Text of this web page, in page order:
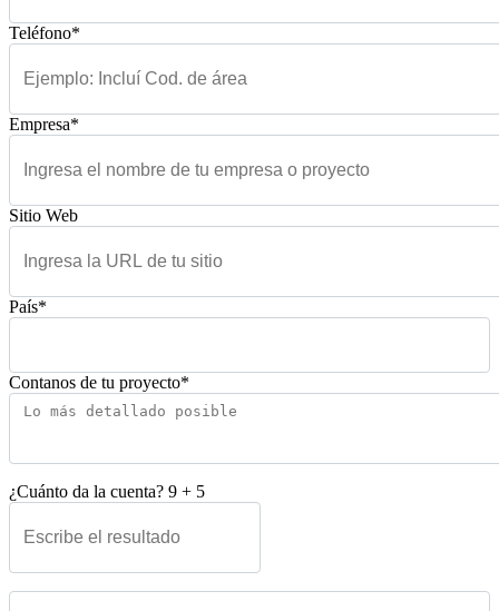
Teléfono*
Empresa*
Sitio Web
País*
Contanos de tu proyecto*
¿Cuánto da la cuenta? 9 + 5
Please leave this field empty.